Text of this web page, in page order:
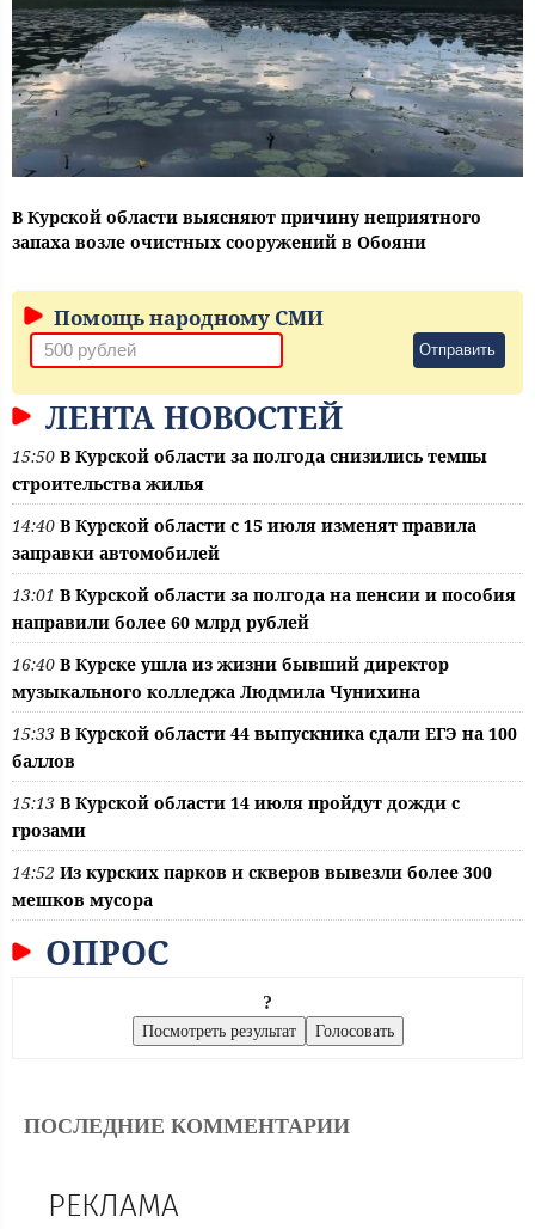
В Курской области выясняют причину неприятного
запаха возле очистных сооружений в Обояни
Помощь народному СМИ
Отправить
ЛЕНТА НОВОСТЕЙ
15:50 В Курской области за полгода снизились темпы
строительства жилья
14:40 В Курской области с 15 июля изменят правила
заправки автомобилей
13:01 В Курской области за полгода на пенсии и пособия
направили более 60 млрд рублей
16:40 В Курске ушла из жизни бывший директор
музыкального колледжа Людмила Чунихина
15:33 В Курской области 44 выпускника сдали ЕГЭ на 100
баллов
15:13 В Курской области 14 июля пройдут дожди с
грозами
14:52 Из курских парков и скверов вывезли более 300
мешков мусора
ОПРОС
?
ПОСЛЕДНИЕ КОММЕНТАРИИ
РЕКЛАМА